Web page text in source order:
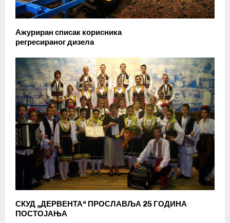
Ажуриран списак корисника
регресираног дизела
СКУД „ДЕРВЕНТА“ ПРОСЛАВЉА 25 ГОДИНА
ПОСТОЈАЊА